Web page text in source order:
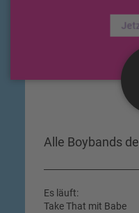
Alle Boybands
Es läuft:
Take That mit Babe